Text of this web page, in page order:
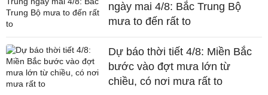
ngày mai 4/8: Bắc Trung Bộ
mưa to đến rất to
Dự báo thời tiết 4/8: Miền Bắc
bước vào đợt mưa lớn từ
chiều, có nơi mưa rất to